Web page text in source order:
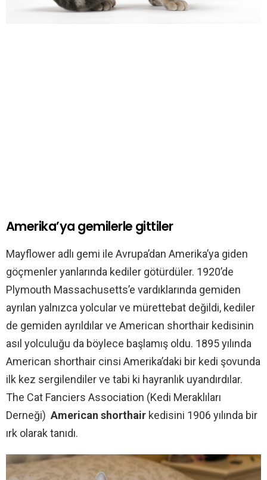
Amerika’ya gemilerle gittiler
Mayflower adlı gemi ile Avrupa’dan Amerika’ya giden
göçmenler yanlarında kediler götürdüler. 1920’de
Plymouth Massachusetts’e vardıklarında gemiden
ayrılan yalnızca yolcular ve mürettebat değildi, kediler
de gemiden ayrıldılar ve American shorthair kedisinin
asıl yolculuğu da böylece başlamış oldu. 1895 yılında
American shorthair cinsi Amerika’daki bir kedi şovunda
ilk kez sergilendiler ve tabi ki hayranlık uyandırdılar.
The Cat Fanciers Association (Kedi Meraklıları
Derneği) American shorthair kedisini 1906 yılında bir
ırk olarak tanıdı.